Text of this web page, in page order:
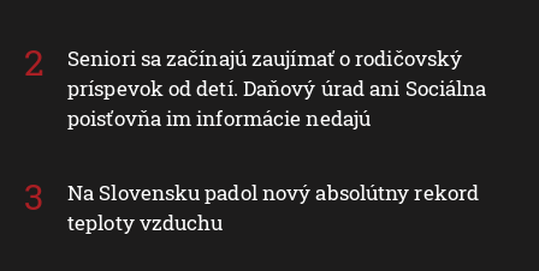
Seniori sa začínajú zaujímať o rodičovský
príspevok od detí. Daňový úrad ani Sociálna
poisťovňa im informácie nedajú
Na Slovensku padol nový absolútny rekord
teploty vzduchu